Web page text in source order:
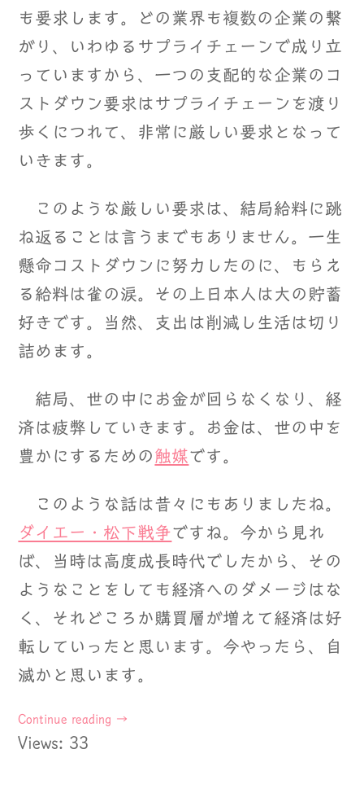
も要求します。どの業界も複数の企業の繋
がり、いわゆるサプライチェーンで成り立
っていますから、一つの支配的な企業のコ
ストダウン要求はサプライチェーンを渡り
歩くにつれて、非常に厳しい要求となって
いきます。
このような厳しい要求は、結局給料に跳
ね返ることは言うまでもありません。一生
懸命コストダウンに努力したのに、もらえ
る給料は雀の涙。その上日本人は大の貯蓄
好きです。当然、支出は削減し生活は切り
詰めます。
結局、世の中にお金が回らなくなり、経
済は疲弊していきます。お金は、世の中を
豊かにするための 触媒です。
このような話は昔々にもありましたね。
ダイエー・松下戦争ですね。今から見れ
ば、当時は高度成長時代でしたから、その
ようなことをしても経済へのダメージはな
く、それどころか購買層が増えて経済は好
転していったと思います。今やったら、自
滅かと思います。
Continue reading →
Views: 33